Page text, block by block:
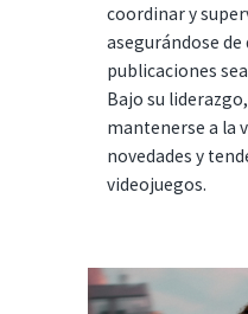
coordinar y
asegurándose
publicaciones
Bajo su
mantenerse a la
novedades y
videojuegos.